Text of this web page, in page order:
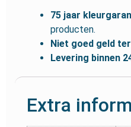
75 jaar
producten.
Niet goed geld
Levering binnen
Extra